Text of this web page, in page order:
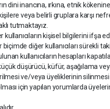
dini inancına, ırkına, etnik
veya belirli gruplara karşı
tutmaktayız.
kişisel bilgilerini ifşa
diğer kullanıcıları sürekli
kullanıcıların hesapları
düşürücü, küfür, aşağılama
ve/veya üyeliklerinin silinmesi
için yapılan yorumlarda